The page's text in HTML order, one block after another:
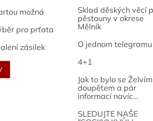
možná
pro prťata
zásilek
Sklad děských věcí
pěstouny v okrese
Mělník
O jednom telegramu
4+1
Jak to bylo se Želvím
doupětem a pár
informací navíc...
SLEDUJTE NAŠE